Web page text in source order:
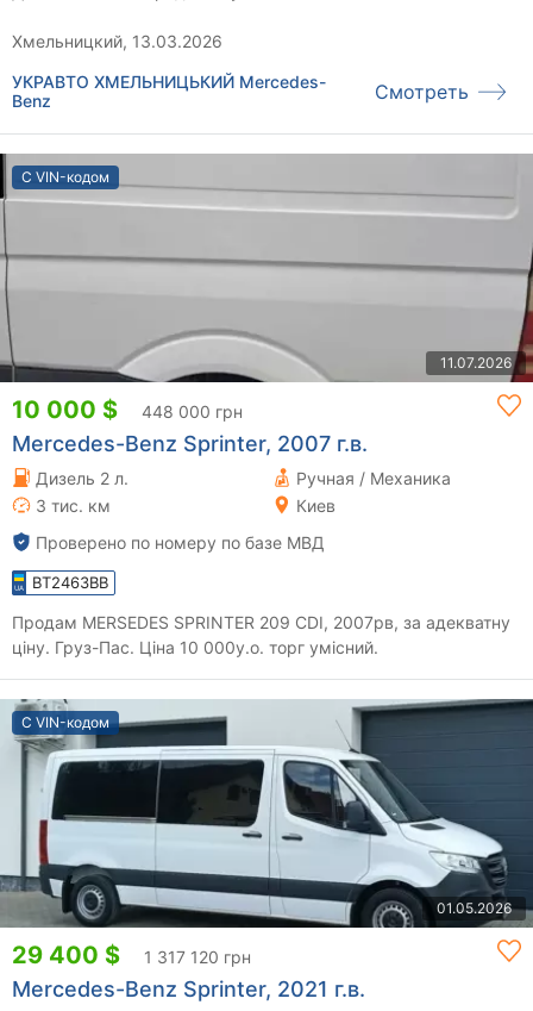
Хмельницкий, 13.03.2026
УКРАВТО ХМЕЛЬНИЦЬКИЙ Mercedes-
Benz
Смотреть
С VIN-кодом
11.07.2026
10 000 $ 448 000 грн
Mercedes-Benz Sprinter, 2007 г.в.
Дизель 2 л.
Ручная / Механика
3 тис. км
Киев
Проверено по номеру по базе МВД
BT2463BB
Продам MERSEDES SPRINTER 209 CDI, 2007рв, за адекватну
ціну. Груз-Пас. Ціна 10 000у.о. торг умісний.
С VIN-кодом
01.05.2026
29 400 $ 1 317 120 грн
Mercedes-Benz Sprinter, 2021 г.в.